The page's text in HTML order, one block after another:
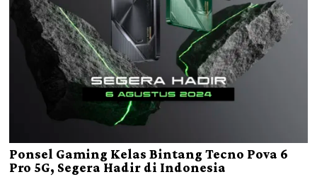
Ponsel Gaming Kelas Bintang Tecno Pova 6
Pro 5G, Segera Hadir di Indonesia